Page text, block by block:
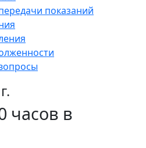
показаний
часов в